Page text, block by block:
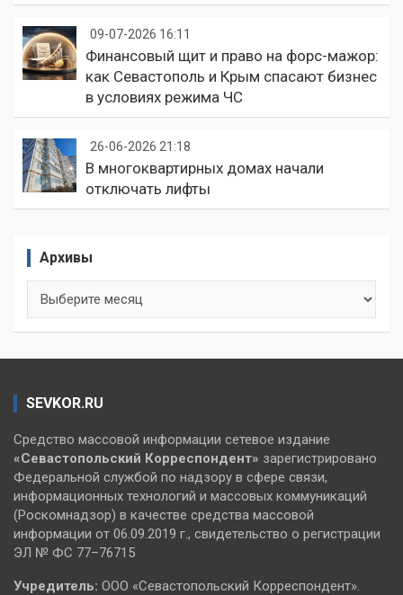
09-07-2026 16:11
Финансовый щит и право на форс-мажор:
как Севастополь и Крым спасают бизнес
в условиях режима ЧС
26-06-2026 21:18
В многоквартирных домах начали
отключать лифты
Архивы
SEVKOR.RU
Средство массовой информации сетевое издание
«Севастопольский Корреспондент» зарегистрировано
Федеральной службой по надзору в сфере связи,
информационных технологий и массовых коммуникаций
(Роскомнадзор) в качестве средства массовой
информации от 06.09.2019 г., свидетельство о регистрации
ЭЛ № ФС 77–76715
Учредитель: ООО «Севастопольский Корреспондент».